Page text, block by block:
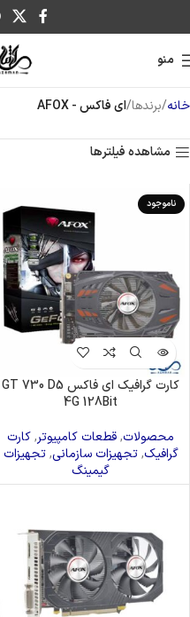
منو
خانه برندها ای فاکس - AFOX
مشاهده فیلترها
ناموجود
کارت گرافیک ای فاکس GT 730 D5
4G 128Bit
محصولات,قطعات کامپیوتر,کارت
گرافیک,تجهیزات سازمانی,تجهیزات
گیمینگ